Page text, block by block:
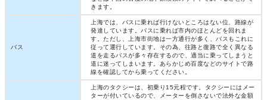
きます。
バス
上海では、バスに乗れば行けないところはない位、路線が
発達しています。バスに乗れば市内のほとんどを回れま
す。ただし、上海市街地は一方通行が多く、バスもこれに
従って運行しています。その為、往路と復路で全く異なる
道を走るバスが多々存在するので、適当に乗ってしまうと
道に迷ってしまいます。あらかじめ百度などのサイトで路
線を確認してから乗ってください。
上海のタクシーは、初乗り15元程です。タクシーにはメー
ターが付いているので、メーターを倒さないで法外な金額